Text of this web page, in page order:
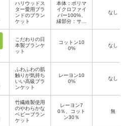
ハリウッドス
ター愛用ブラ
ンドのブラン
ケット
本体：ポリマ
イクロファイ
バー100%、
縁部分：サテ
3%）
なし
こだわりの日
本製ブランケ
ット
コットン10
0%
なし
ふわふわの肌
触りが気持ち
いい高級ブラ
ンケット
レーヨン10
0%
なし
竹繊維製使用
のやわらかな
ベビーブラン
ケット
レーヨン7
0％、コット
ン30％
無